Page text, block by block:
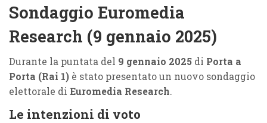
Sondaggio Euromedia
Research (9 gennaio 2025)
Durante la puntata del 9 gennaio 2025 di Porta a
Porta (Rai 1) è stato presentato un nuovo sondaggio
elettorale di Euromedia Research.
Le intenzioni di voto